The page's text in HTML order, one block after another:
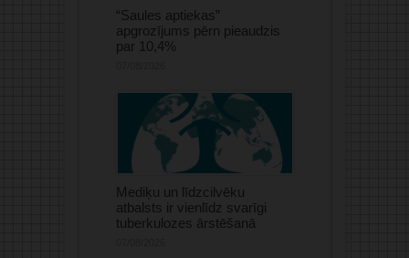
“Saules aptiekas”
apgrozījums pērn pieaudzis
par 10,4%
Mediķu un līdzcilvēku
atbalsts ir vienlīdz svarīgi
tuberkulozes ārstēšanā